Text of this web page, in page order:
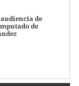
de
de